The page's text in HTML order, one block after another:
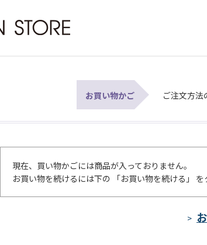
お買い物かご ご注文方法
現在、買い物かごには商品が入っておりません。
お買い物を続けるには下の 「お買い物を続ける」 を
>